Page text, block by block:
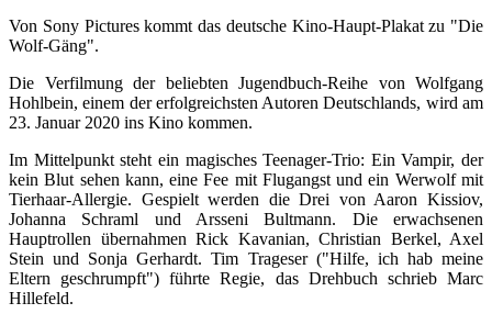
Von Sony Pictures kommt das deutsche Kino-Haupt-Plakat zu "Die
Wolf-Gäng".
Die Verfilmung der beliebten Jugendbuch-Reihe von Wolfgang
Hohlbein, einem der erfolgreichsten Autoren Deutschlands, wird am
23. Januar 2020 ins Kino kommen.
Im Mittelpunkt steht ein magisches Teenager-Trio: Ein Vampir, der
kein Blut sehen kann, eine Fee mit Flugangst und ein Werwolf mit
Tierhaar-Allergie. Gespielt werden die Drei von Aaron Kissiov,
Johanna Schraml und Arsseni Bultmann. Die erwachsenen
Hauptrollen übernahmen Rick Kavanian, Christian Berkel, Axel
Stein und Sonja Gerhardt. Tim Trageser ("Hilfe, ich hab meine
Eltern geschrumpft") führte Regie, das Drehbuch schrieb Marc
Hillefeld.